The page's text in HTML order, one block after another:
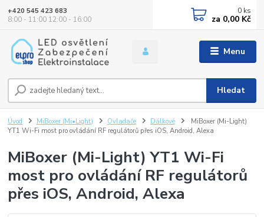
Menu
Hledat
+420 545 423 683
8:00 - 11:00 12:00 - 16:00
0 ks
za 0,00 Kč
Úvod MiBoxer (Mi•Light) Ovladače Dálkové
MiBoxer (Mi-Light)
YT1 Wi-Fi most pro ovládání RF regulátorů přes iOS, Android, Alexa
MiBoxer (Mi-Light) YT1 Wi-Fi
most pro ovládání RF regulátorů
přes iOS, Android, Alexa